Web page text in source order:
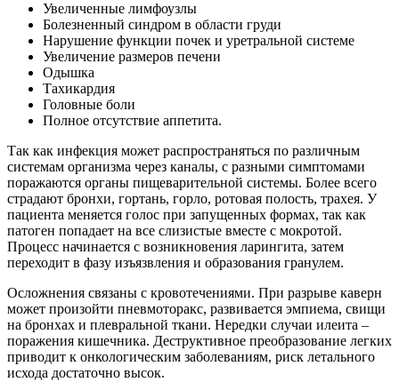
Увеличенные лимфоузлы
Болезненный синдром в области груди
Нарушение функции почек и уретральной системе
Увеличение размеров печени
Одышка
Тахикардия
Головные боли
Полное отсутствие аппетита.
Так как инфекция может распространяться по различным
системам организма через каналы, с разными симптомами
поражаются органы пищеварительной системы. Более всего
страдают бронхи, гортань, горло, ротовая полость, трахея. У
пациента меняется голос при запущенных формах, так как
патоген попадает на все слизистые вместе с мокротой.
Процесс начинается с возникновения ларингита, затем
переходит в фазу изъязвления и образования гранулем.
Осложнения связаны с кровотечениями. При разрыве каверн
может произойти пневмоторакс, развивается эмпиема, свищи
на бронхах и плевральной ткани. Нередки случаи илеита –
поражения кишечника. Деструктивное преобразование легких
приводит к онкологическим заболеваниям, риск летального
исхода достаточно высок.